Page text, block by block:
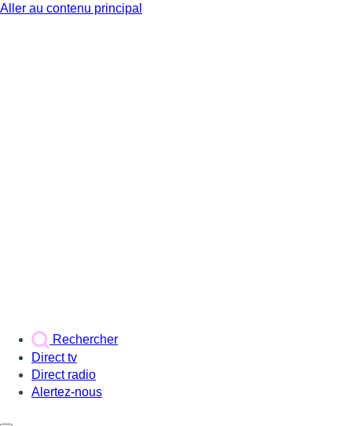
Aller au contenu principal
Rechercher
Direct tv
Direct radio
Alertez-nous